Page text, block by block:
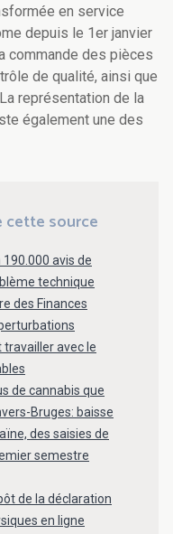
en service
depuis le 1er janvier
commande des pièces
de qualité, ainsi que
représentation de la
également une des
cette source
avis de
technique
des Finances
avec le
de cannabis que
Bruges: baisse
des saisies de
semestre
de la déclaration
en ligne